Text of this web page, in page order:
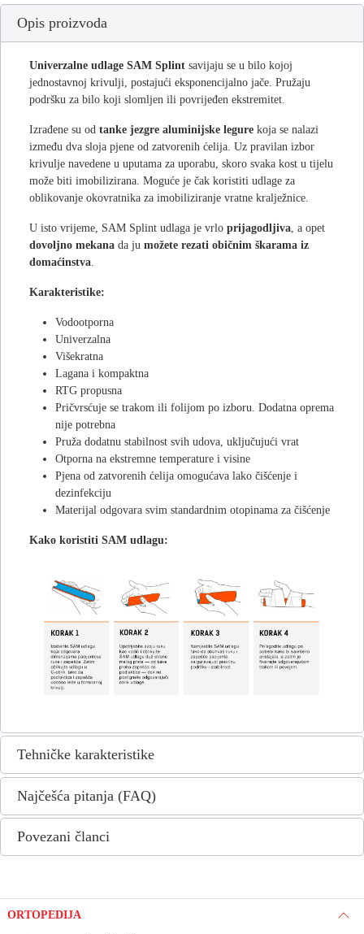
ORTOPEDIJA
Opis proizvoda
Univerzalne udlage SAM Splint savijaju se u bilo kojoj
jednostavnoj krivulji, postajući eksponencijalno jače. Pružaju
podršku za bilo koji slomljen ili povrijeđen ekstremitet.
Izrađene su od tanke jezgre aluminijske legure koja se nalazi
između dva sloja pjene od zatvorenih ćelija. Uz pravilan izbor
krivulje navedene u uputama za uporabu, skoro svaka kost u tijelu
može biti imobilizirana. Moguće je čak koristiti udlage za
oblikovanje okovratnika za imobiliziranje vratne kralježnice.
U isto vrijeme, SAM Splint udlaga je vrlo prijagodljiva , a opet
dovoljno mekana da ju možete rezati običnim škarama iz
domaćinstva
Karakteristike:
Vodootporna
Univerzalna
Višekratna
Lagana i kompaktna
RTG propusna
Pričvrsćuje se trakom ili folijom po izboru. Dodatna oprema
nije potrebna
Pruža dodatnu stabilnost svih udova, uključujući vrat
Otporna na ekstremne temperature i visine
Pjena od zatvorenih ćelija omogućava lako čišćenje i
dezinfekciju
Materijal odgovara svim standardnim otopinama za čišćenje
Kako koristiti SAM udlagu:
Tehničke karakteristike
Najčešća pitanja (FAQ)
Povezani članci